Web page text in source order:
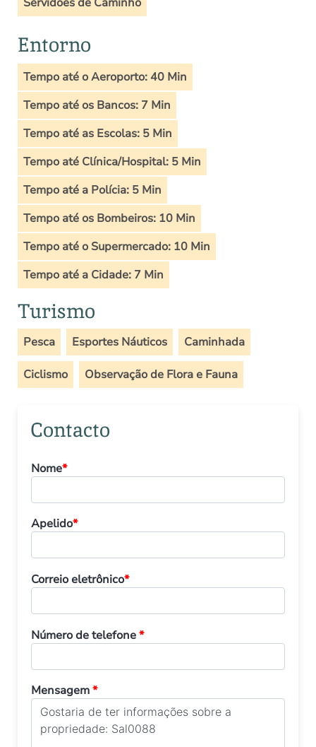
Entorno
Tempo até o Aeroporto: 40 Min
Tempo até os Bancos: 7 Min
Tempo até as Escolas: 5 Min
Tempo até Clínica/Hospital: 5 Min
Tempo até a Polícia: 5 Min
Tempo até os Bombeiros: 10 Min
Tempo até o Supermercado: 10 Min
Tempo até a Cidade: 7 Min
Turismo
Pesca Esportes Náuticos Caminhada
Ciclismo Observação de Flora e Fauna
Contacto
Nome*
Apelido*
Correio eletrônico*
Número de telefone*
Mensagem*